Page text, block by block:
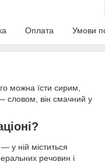
Оплата Умови
можна їсти сирим,
словом, він смачний у
у ній міститься
речовин і